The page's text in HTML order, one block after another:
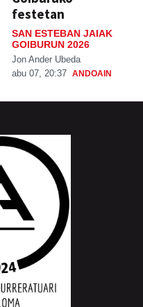
festetan
SAN ESTEBAN JAIAK
GOIBURUN 2026
Jon Ander Ubeda
abu 07, 20:37 ANDOAIN